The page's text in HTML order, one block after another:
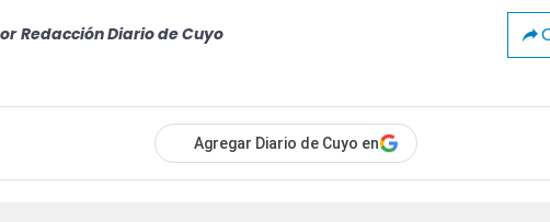
Redacción Diario de Cuyo
Agregar Diario de Cuyo en